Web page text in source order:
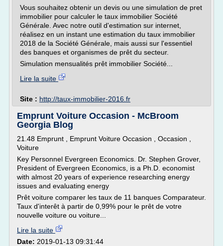
Vous souhaitez obtenir un devis ou une simulation de pret
immobilier pour calculer le taux immobilier Société
Générale. Avec notre outil d'estimation sur internet,
réalisez en un instant une estimation du taux immobilier
2018 de la Société Générale, mais aussi sur l'essentiel
des banques et organismes de prêt du secteur.
Simulation mensualités prêt immobilier Société...
Lire la suite
Site : http://taux-immobilier-2016.fr
Emprunt Voiture Occasion - McBroom
Georgia Blog
21.48 Emprunt , Emprunt Voiture Occasion , Occasion ,
Voiture
Key Personnel Evergreen Economics. Dr. Stephen Grover,
President of Evergreen Economics, is a Ph.D. economist
with almost 20 years of experience researching energy
issues and evaluating energy
Prêt voiture comparer les taux de 11 banques Comparateur.
Taux d'interêt à partir de 0,99% pour le prêt de votre
nouvelle voiture ou voiture...
Lire la suite
Date: 2019-01-13 09:31:44